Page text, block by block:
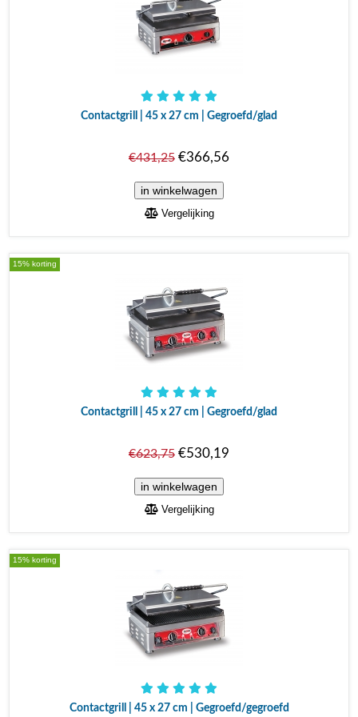
Contactgrill | 45 x 27 cm | Gegroefd/glad
€431,25 €366,56
Vergelijking
15% korting
Contactgrill | 45 x 27 cm | Gegroefd/glad
€623,75 €530,19
Vergelijking
15% korting
Contactgrill | 45 x 27 cm | Gegroefd/gegroefd